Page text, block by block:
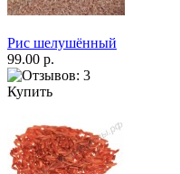
Рис шелушённый
99.00 р.
Купить